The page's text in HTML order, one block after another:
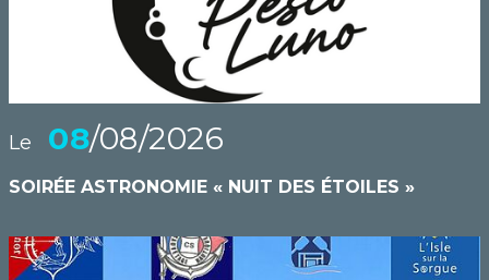
Le 08/08/2026
SOIRÉE ASTRONOMIE « NUIT DES ÉTOILES »